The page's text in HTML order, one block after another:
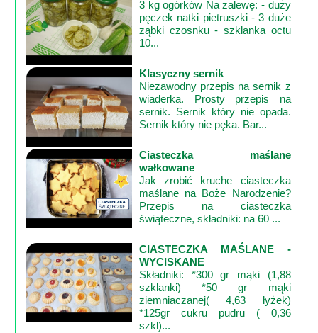
Poznaj
Regulamin
ciacho
3 kg ogórków Na zalewę: - duży
pęczek natki pietruszki - 3 duże
ząbki czosnku - szklanka octu
10...
Klasyczny sernik
Niezawodny przepis na sernik z
wiaderka. Prosty przepis na
sernik. Sernik który nie opada.
Sernik który nie pęka. Bar...
Ciasteczka maślane
wałkowane
Jak zrobić kruche ciasteczka
maślane na Boże Narodzenie?
Przepis na ciasteczka
świąteczne, składniki: na 60 ...
CIASTECZKA MAŚLANE -
WYCISKANE
Składniki: *300 gr mąki (1,88
szklanki) *50 gr mąki
ziemniaczanej( 4,63 łyżek)
*125gr cukru pudru ( 0,36
szkl)...